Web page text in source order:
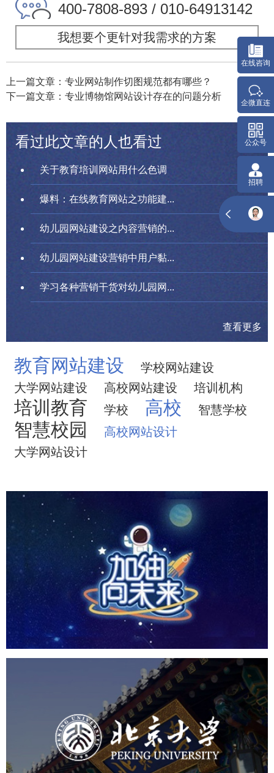
400-7808-893 / 010-64913142
我想要个更针对我需求的方案
上一篇文章：专业网站制作切图规范都有哪些？
下一篇文章：专业博物馆网站设计存在的问题分析
看过此文章的人也看过
关于教育培训网站用什么色调
爆料：在线教育网站之功能建...
幼儿园网站建设之内容营销的...
幼儿园网站建设营销中用户黏...
学习各种营销干货对幼儿园网...
查看更多
教育网站建设
学校网站建设
大学网站建设
高校网站建设 培训机构
培训教育 学校 高校 智慧学校
智慧校园
高校网站设计
大学网站设计
CCTV1 加油向未来
培训教育 小程序 定制开发
北京大学
培训教育 高校 大学网站建设
高校网站建设